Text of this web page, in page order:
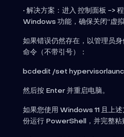
• 解决方案：进入 控制面板 ->
Windows 功能，确保关闭“虚
如果错误仍然存在，以管理员
命令（不带引号）：
bcdedit /set
然后按 Enter 并重启电脑。
如果您使用 Windows 11 且上
份运行 PowerShell，并完整粘